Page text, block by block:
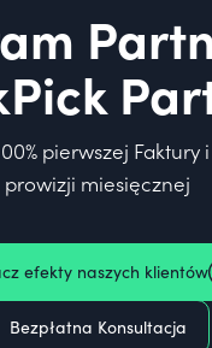
pierwszej Faktury i
prowizji miesięcznej
efekty naszych klientów
Bezpłatna Konsultacja